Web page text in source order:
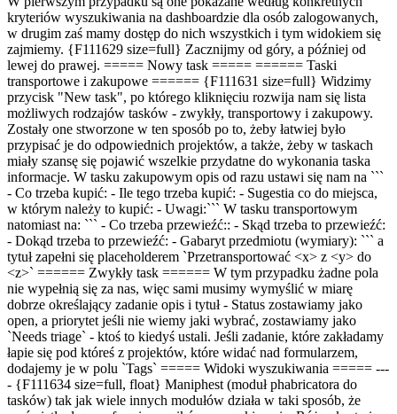
kryteriów wyszukiwania na dashboardzie dla osób zalogowanych,
w drugim zaś mamy dostęp do nich wszystkich i tym widokiem się
zajmiemy. {F111629 size=full} Zacznijmy od góry, a później od
lewej do prawej. ===== Nowy task ===== ====== Taski
transportowe i zakupowe ====== {F111631 size=full} Widzimy
przycisk "New task", po którego kliknięciu rozwija nam się lista
możliwych rodzajów tasków - zwykły, transportowy i zakupowy.
Zostały one stworzone w ten sposób po to, żeby łatwiej było
przypisać je do odpowiednich projektów, a także, żeby w taskach
miały szansę się pojawić wszelkie przydatne do wykonania taska
informacje. W tasku zakupowym opis od razu ustawi się nam na ```
- Co trzeba kupić: - Ile tego trzeba kupić: - Sugestia co do miejsca,
w którym należy to kupić: - Uwagi:``` W tasku transportowym
natomiast na: ``` - Co trzeba przewieźć:: - Skąd trzeba to przewieźć:
- Dokąd trzeba to przewieźć: - Gabaryt przedmiotu (wymiary): ``` a
tytuł zapełni się placeholderem `Przetransportować <x> z <y> do
<z>` ====== Zwykły task ====== W tym przypadku żadne pola
nie wypełnią się za nas, więc sami musimy wymyślić w miarę
dobrze określający zadanie opis i tytuł - Status zostawiamy jako
open, a priorytet jeśli nie wiemy jaki wybrać, zostawiamy jako
`Needs triage` - ktoś to kiedyś ustali. Jeśli zadanie, które zakładamy
łapie się pod któreś z projektów, które widać nad formularzem,
dodajemy je w polu `Tags` ===== Widoki wyszukiwania ===== ---
- {F111634 size=full, float} Maniphest (moduł phabricatora do
tasków) tak jak wiele innych modułów działa w taki sposób, że